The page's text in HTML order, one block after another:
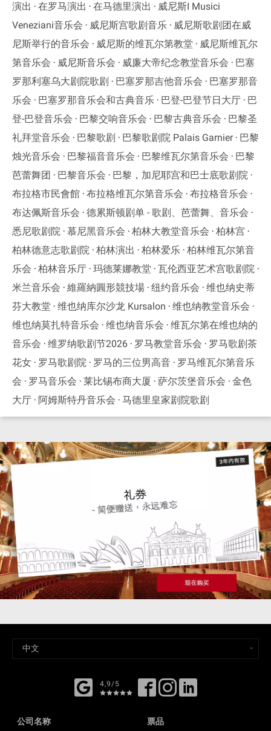
演出
在罗马演出 在马德里演出
威尼斯I Musici
Veneziani音乐会
威尼斯宫歌剧音乐
威尼斯歌剧团在威
尼斯举行的音乐会
威尼斯的维瓦尔第教堂
威尼斯维瓦尔
第音乐会
威尼斯音乐会 威廉大帝纪念教堂音乐会
巴塞
罗那利塞乌大剧院歌剧
巴塞罗那吉他音乐会
巴塞罗那音
乐会
巴塞罗那音乐会和古典音乐 巴登-巴登节日大厅
巴
登-巴登音乐会
巴黎交响音乐会 巴黎古典音乐会
巴黎圣
礼拜堂音乐会
巴黎歌剧 巴黎歌剧院 Palais Garnier
巴黎
烛光音乐会
巴黎福音音乐会 巴黎维瓦尔第音乐会
巴黎
芭蕾舞团
巴黎音乐会
巴黎，加尼耶宫和巴士底歌剧院
布拉格市民會館 布拉格维瓦尔第音乐会
布拉格音乐会
布达佩斯音乐会
德累斯顿剧单 - 歌剧、芭蕾舞、音乐会
悉尼歌剧院 慕尼黑音乐会 柏林大教堂音乐会
柏林宫
柏林德意志歌剧院 柏林演出 柏林爱乐 柏林维瓦尔第音
乐会
柏林音乐厅 玛德莱娜教堂
瓦伦西亚艺术宫歌剧院
米兰音乐会
維羅納圓形競技場 纽约音乐会
维也纳史蒂
芬大教堂
维也纳库尔沙龙 Kursalon
维也纳教堂音乐会
维也纳莫扎特音乐会
维也纳音乐会
维瓦尔第在维也纳的
音乐会
维罗纳歌剧节2026 罗马教堂音乐会
罗马歌剧茶
花女
罗马歌剧院 罗马的三位男高音
罗马维瓦尔第音乐
会
罗马音乐会 莱比锡布商大厦 萨尔茨堡音乐会
金色
大厅
阿姆斯特丹音乐会 马德里皇家剧院歌剧
4,9/5
公司名称 票品